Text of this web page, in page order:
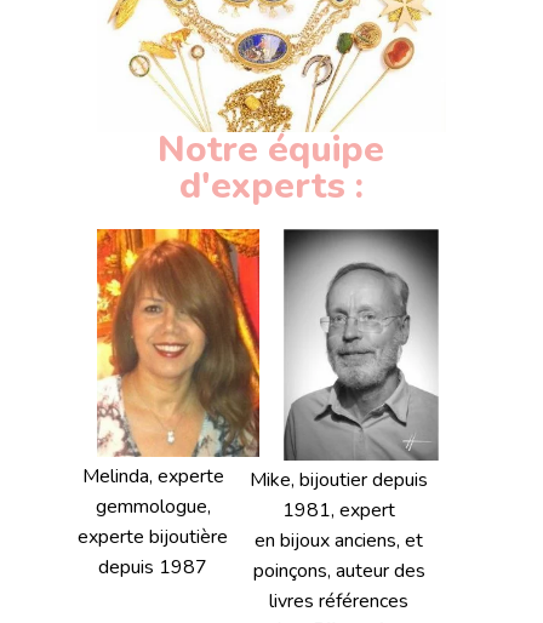
Notre équipe
d'experts :
Melinda, experte
gemmologue,
experte bijoutière
depuis 1987
Mike, bijoutier depuis
1981, expert
en bijoux anciens, et
poinçons, auteur des
livres références